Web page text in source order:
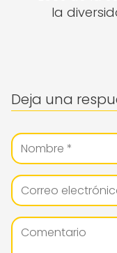
la
Deja una